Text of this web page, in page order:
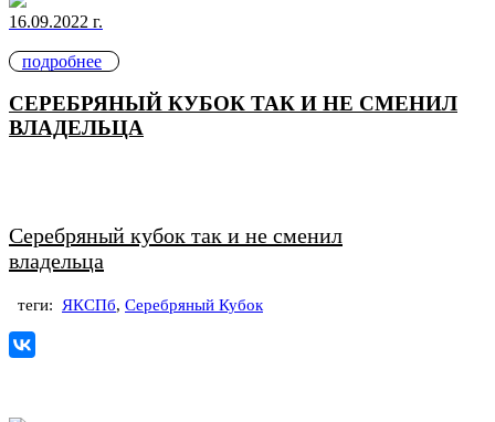
16.09.2022 г.
подробнее
СЕРЕБРЯНЫЙ КУБОК ТАК И НЕ СМЕНИЛ
ВЛАДЕЛЬЦА
Серебряный кубок так и не сменил
владельца
теги: ЯКСПб, Серебряный Кубок